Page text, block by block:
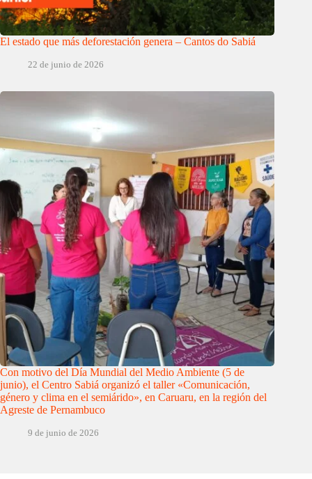
El estado que más deforestación genera – Cantos do Sabiá
22 de junio de 2026
Con motivo del Día Mundial del Medio Ambiente (5 de
junio), el Centro Sabiá organizó el taller «Comunicación,
género y clima en el semiárido», en Caruaru, en la región del
Agreste de Pernambuco
9 de junio de 2026